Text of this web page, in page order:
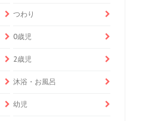
つわり
0歳児
2歳児
沐浴・お風呂
幼児